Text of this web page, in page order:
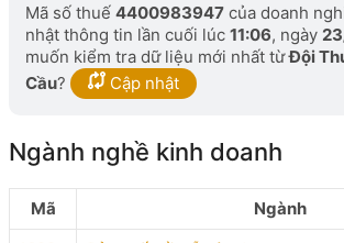
Mã số thuế 4400983947 của doanh
nhật thông tin lần cuối lúc 11:06, ngày
muốn kiểm tra dữ liệu mới nhất từĐội
Cầu? Cập nhật
Ngành nghề kinh doanh
Mã
Ngành